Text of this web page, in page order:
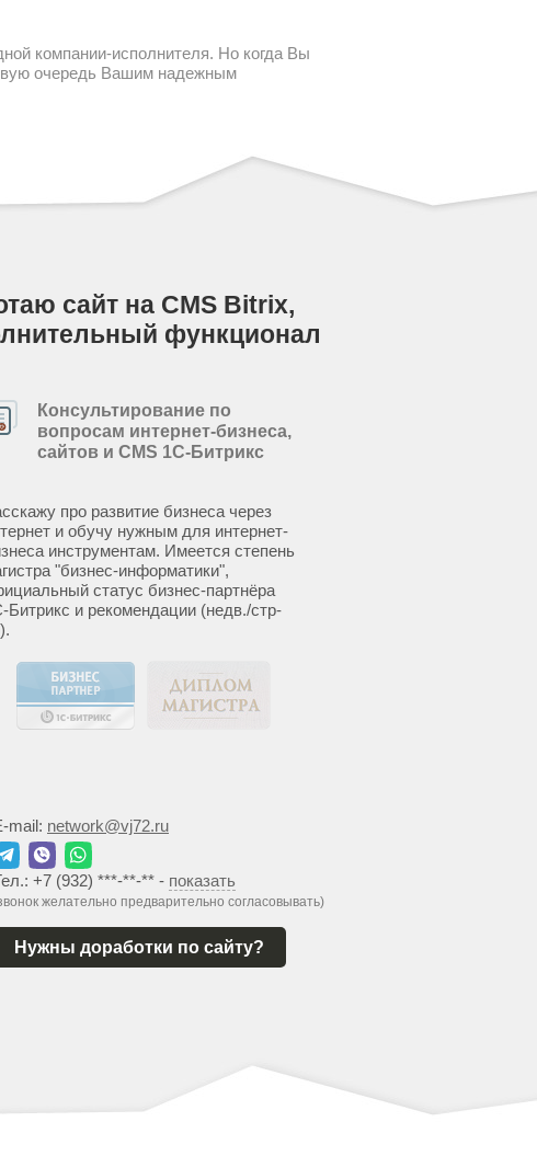
компании-исполнителя. Но когда Вы
очередь Вашим надежным
сайт на CMS Bitrix,
функционал
Консультирование по
вопросам интернет-бизнеса,
сайтов и CMS 1С-Битрикс
про развитие бизнеса через
и обучу нужным для интернет-
инструментам. Имеется степень
"бизнес-информатики",
статус бизнес-партнёра
Битрикс и рекомендации (недв./стр-
mail: network@vj72.ru
+7 (932) ***-**-** - показать
желательно предварительно согласовывать)
Нужны доработки по сайту?